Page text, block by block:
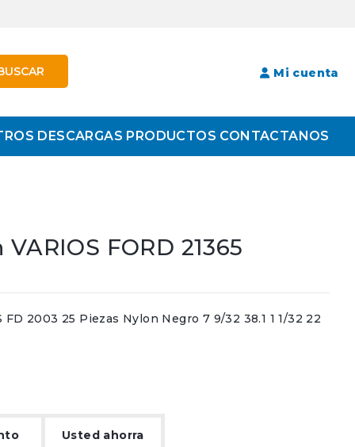
Mi cuenta
DESCARGAS PRODUCTOS CONTACTANOS
FORD 21365
FD 2003 25 Piezas Nylon Negro 7 9/32 38.1 1 1/32 22
Usted ahorra